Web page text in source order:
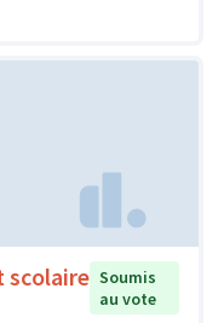
scolaire Soumis
au vote